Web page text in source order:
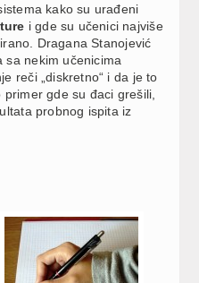
kako su urađeni
i gde su učenici najviše
Dragana Stanojević
sa nekim učenicima
reči „diskretno“ i da je to
gde su đaci grešili,
probnog ispita iz